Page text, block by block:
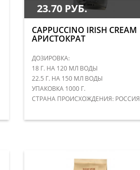
23.70 РУБ.
CAPPUCCINO IRISH CREAM
АРИСТОКРАТ
ДОЗИРОВКА:
18 Г. НА 120 МЛ ВОДЫ
22.5 Г. НА 150 МЛ ВОДЫ
УПАКОВКА 1000 Г.
СТРАНА ПРОИСХОЖДЕНИЯ: РОССИЯ